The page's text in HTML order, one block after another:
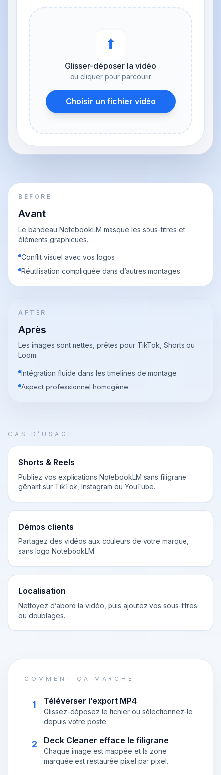
⬆︎
Glisser-déposer la vidéo
ou cliquer pour parcourir
Choisir un fichier vidéo
BEFORE
Avant
Le bandeau NotebookLM masque les sous-titres et
éléments graphiques.
Conflit visuel avec vos logos
Réutilisation compliquée dans d’autres montages
AFTER
Après
Les images sont nettes, prêtes pour TikTok, Shorts ou
Loom.
Intégration fluide dans les timelines de montage
Aspect professionnel homogène
CAS D’USAGE
Shorts & Reels
Publiez vos explications NotebookLM sans filigrane
gênant sur TikTok, Instagram ou YouTube.
Démos clients
Partagez des vidéos aux couleurs de votre marque,
sans logo NotebookLM.
Localisation
Nettoyez d’abord la vidéo, puis ajoutez vos sous-titres
ou doublages.
COMMENT ÇA MARCHE
1 Téléverser l’export MP4
Glissez-déposez le fichier ou sélectionnez-le
depuis votre poste.
2 Deck Cleaner efface le filigrane
Chaque image est mappée et la zone
marquée est restaurée pixel par pixel.